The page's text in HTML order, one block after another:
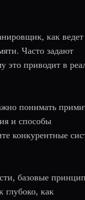
как ведет
Часто задают
это приводит в
понимать
и способы
конкурентные
базовые
глубоко, как